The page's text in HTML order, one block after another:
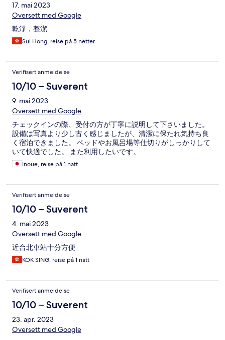
17. mai 2023
Oversett med Google
乾淨，整潔
Sui Hong, reise på 5 netter
Verifisert anmeldelse
10/10 – Suverent
9. mai 2023
Oversett med Google
チェックインの際、受付の方が丁寧に説明して下さいました。
設備は写真より少し古く感じましたが、清潔に保たれ気持ち良
く宿泊できました。 ベッドやお風呂場等仕切りがしっかりして
いて快適でした。 また利用したいです。
Inoue, reise på 1 natt
Verifisert anmeldelse
10/10 – Suverent
4. mai 2023
Oversett med Google
近台北車站十分方便
KOK SING, reise på 1 natt
Verifisert anmeldelse
10/10 – Suverent
23. apr. 2023
Oversett med Google